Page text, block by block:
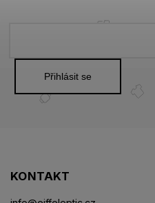
KONTAKT
Přihlásit se